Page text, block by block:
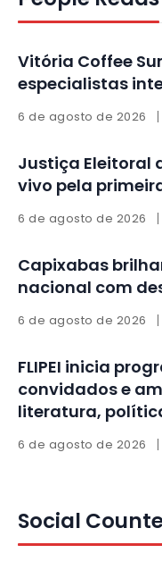
Vitória Coffee
especialistas
6 de agosto de 2026
Justiça Eleitoral
vivo pela
6 de agosto de 2026
Capixabas
nacional com
6 de agosto de 2026
FLIPEI inicia
convidados e
literatura,
6 de agosto de 2026
Social